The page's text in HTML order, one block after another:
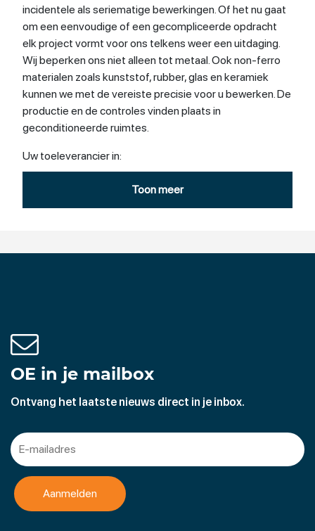
incidentele als seriematige bewerkingen. Of het nu gaat
om een eenvoudige of een gecompliceerde opdracht
elk project vormt voor ons telkens weer een uitdaging.
Wij beperken ons niet alleen tot metaal. Ook non-ferro
materialen zoals kunststof, rubber, glas en keramiek
kunnen we met de vereiste precisie voor u bewerken. De
productie en de controles vinden plaats in
geconditioneerde ruimtes.
Uw toeleverancier in:
–vlakslijpen
–3D meten
–meten, ook op locatie
–calibratie
Toon meer
OE in je mailbox
Ontvang het laatste nieuws direct in je inbox.